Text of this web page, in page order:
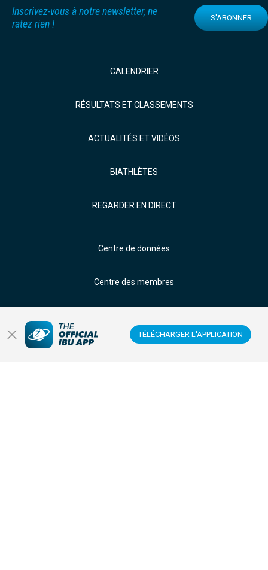
TÉLÉCHARGER L'APPLICATION
Inscrivez-vous à notre newsletter, ne
ratez rien !
S'ABONNER
CALENDRIER
RÉSULTATS ET CLASSEMENTS
ACTUALITÉS ET VIDÉOS
BIATHLÈTES
REGARDER EN DIRECT
Centre de données
Centre des membres